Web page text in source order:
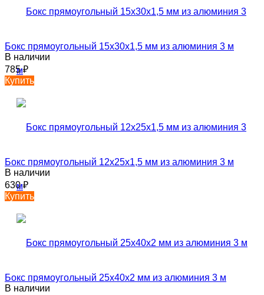
Бокс прямоугольный 15х30х1,5 мм из алюминия 3 м
В наличии
785₽
Купить
Бокс прямоугольный 12х25х1,5 мм из алюминия 3 м
В наличии
630₽
Купить
Бокс прямоугольный 25х40х2 мм из алюминия 3 м
В наличии